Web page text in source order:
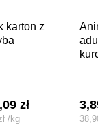
złAktualna
/kg
animonda vom feinsten